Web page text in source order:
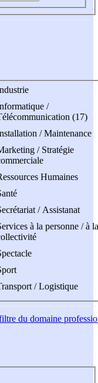
/
(17)
/ Maintenance
/ Stratégie
Humaines
/ Assistanat
à la personne / à la
/ Logistique
du domaine